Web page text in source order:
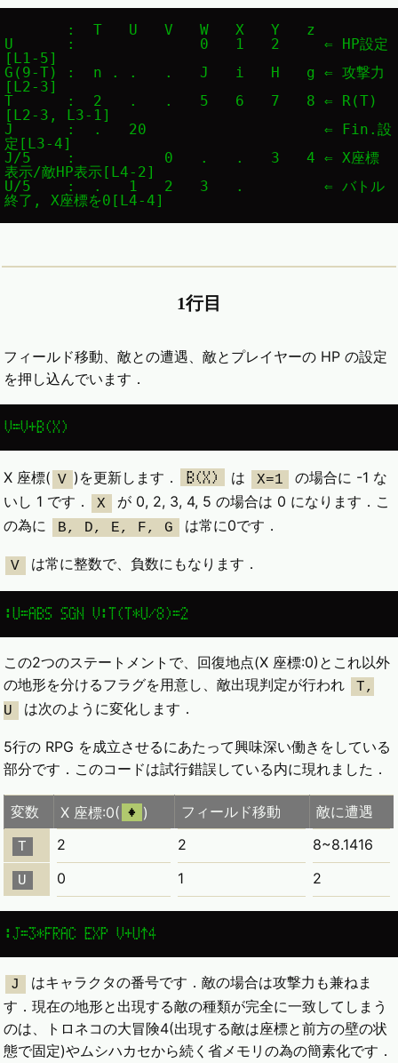
U      :              0   1   2     ⇐ HP設定
[L1-5]
G(9-T) :  n . .   .   J   i   H   g ⇐ 攻撃力
[L2-3]
T      :  2   .   .   5   6   7   8 ⇐ R(T)
[L2-3, L3-1]
J      :  .   20                    ⇐ Fin.設
定[L3-4]
J/5    :          0   .   .   3   4 ⇐ X座標
表示/敵HP表示[L4-2]
U/5    :  .   1   2   3   .         ⇐ バトル
終了, X座標を0[L4-4]
1行目
フィールド移動、敵との遭遇、敵とプレイヤーの HP の設定
を押し込んでいます．
V=V+B(X)
X 座標( V )を更新します． B(X) は X=1
の場合に -1 な
いし 1 です．
X
が 0, 2, 3, 4, 5 の場合は 0 になります．こ
の為に
B, D, E, F, G は常に0です．
V は常に整数で、負数にもなります．
:U=ABS SGN V:T(T*U/8)=2
この2つのステートメントで、回復地点(X 座標:0)とこれ以外
の地形を分けるフラグを用意し、敵出現判定が行われ
T,
U
は次のように変化します．
5行の RPG を成立させるにあたって興味深い働きをしている
部分です．このコードは試行錯誤している内に現れました．
変数 X 座標:0( ♦ ) フィールド移動 敵に遭遇
T 2 2 8~8.1416
U 0 1 2
:J=3*FRAC EXP V+U↑4
J
はキャラクタの番号です．敵の場合は攻撃力も兼ねま
す．現在の地形と出現する敵の種類が完全に一致してしまう
のは、トロネコの大冒険4(出現する敵は座標と前方の壁の状
態で固定)やムシハカセから続く省メモリの為の簡素化です．